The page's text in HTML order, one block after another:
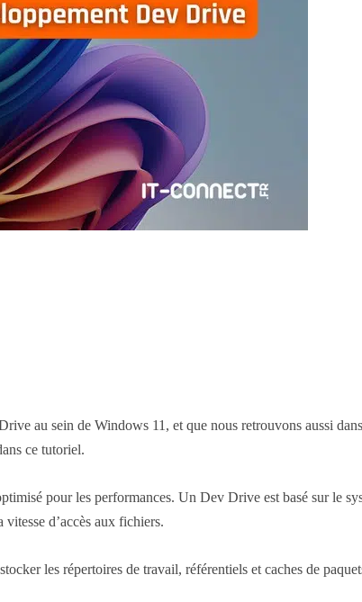
au sein de Windows 11, et que nous retrouvons aussi
ce tutoriel.
pour les performances. Un Dev Drive est basé sur le
d’accès aux fichiers.
les répertoires de travail, référentiels et caches de